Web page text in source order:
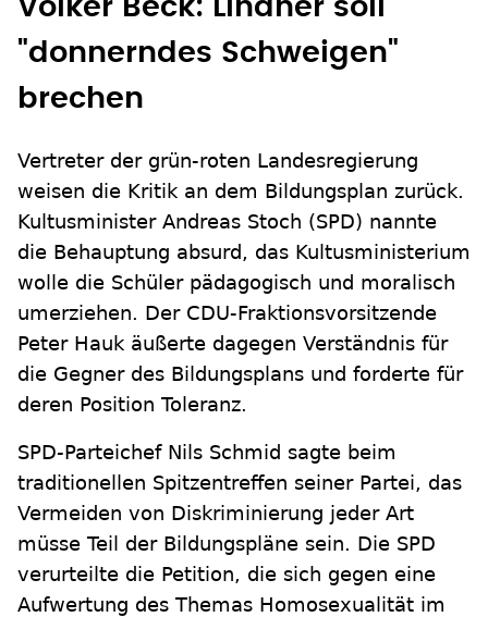
Volker Beck: Lindner soll
"donnerndes Schweigen"
brechen
Vertreter der grün-roten Landesregierung
weisen die Kritik an dem Bildungsplan zurück.
Kultusminister Andreas Stoch (SPD) nannte
die Behauptung absurd, das Kultusministerium
wolle die Schüler pädagogisch und moralisch
umerziehen. Der CDU-Fraktionsvorsitzende
Peter Hauk äußerte dagegen Verständnis für
die Gegner des Bildungsplans und forderte für
deren Position Toleranz.
SPD-Parteichef Nils Schmid sagte beim
traditionellen Spitzentreffen seiner Partei, das
Vermeiden von Diskriminierung jeder Art
müsse Teil der Bildungspläne sein. Die SPD
verurteilte die Petition, die sich gegen eine
Aufwertung des Themas Homosexualität im